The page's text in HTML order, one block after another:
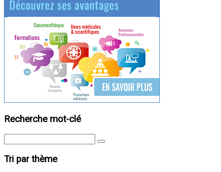
Recherche mot-clé
Tri par thème